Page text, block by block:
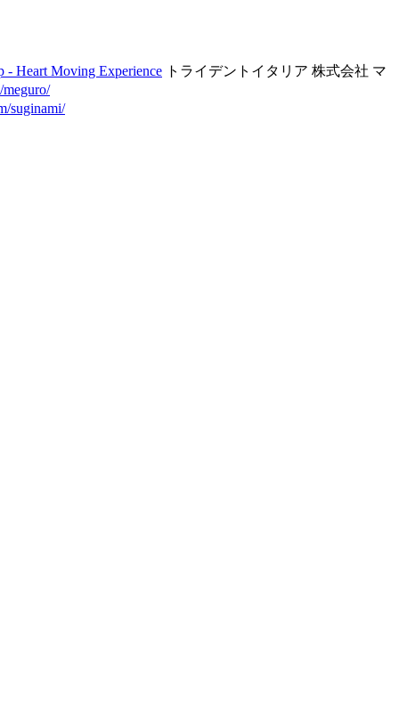
- Heart Moving Experience トライデントイタリア 株式会社 マ
meguro/
suginami/